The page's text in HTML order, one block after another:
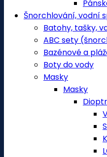
Šnorchlování, vodní
Batohy, tašky,
ABC sety
Bazénové a
Boty do vody
Masky
Masky